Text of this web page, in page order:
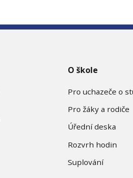
O škole
Pro uchazeče o
Pro žáky a rodiče
Úřední deska
Rozvrh hodin
Suplování